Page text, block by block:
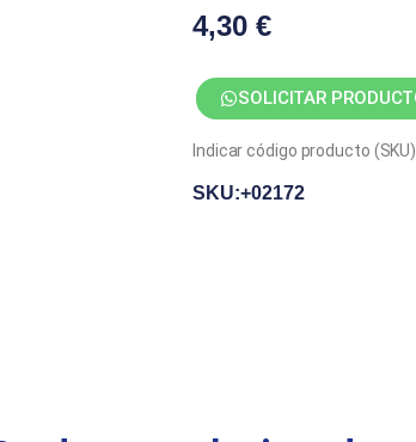
4,30 €
SOLICITAR
Indicar código producto
SKU:+02172